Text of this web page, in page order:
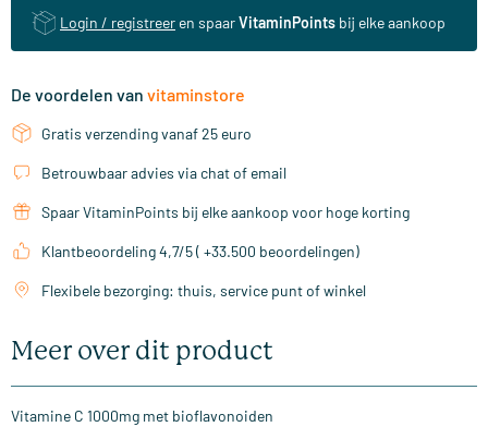
Login / registreer en spaarVitaminPoints bij elke aankoop
De voordelen van vitaminstore
Gratis verzending vanaf 25 euro
Betrouwbaar advies via chat of email
Spaar VitaminPoints bij elke aankoop voor hoge korting
Klantbeoordeling 4,7/5 ( +33.500 beoordelingen)
Flexibele bezorging: thuis, service punt of winkel
Meer over dit product
Vitamine C 1000mg met bioflavonoiden